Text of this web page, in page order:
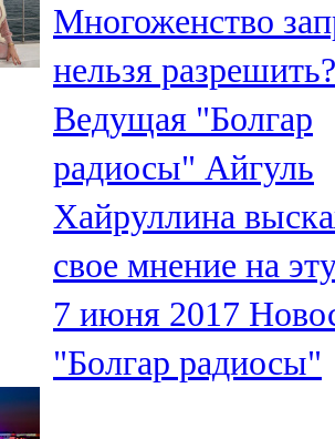
Түбән Кама
102,6 FM
Чирмешән
107,7 FM
Чистай
103,0 FM
Чүпрәле
91,0 FM
Многоженство
нельзя разрешить?
Ведущая "Болгар
радиосы" Айгуль
Хайруллина
свое мнение на
7 июня 2017
"Болгар радиосы"